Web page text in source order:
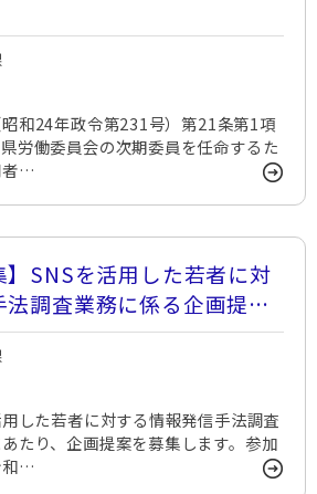
和24年政令第231号）第21条第1項
労働委員会の次期委員を任命するた
者…
】SNSを活用した若者に対
調査業務に係る企画提案
した若者に対する情報発信手法調査
たり、企画提案を募集します。参加
和…